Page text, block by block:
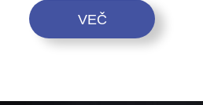
VEČ